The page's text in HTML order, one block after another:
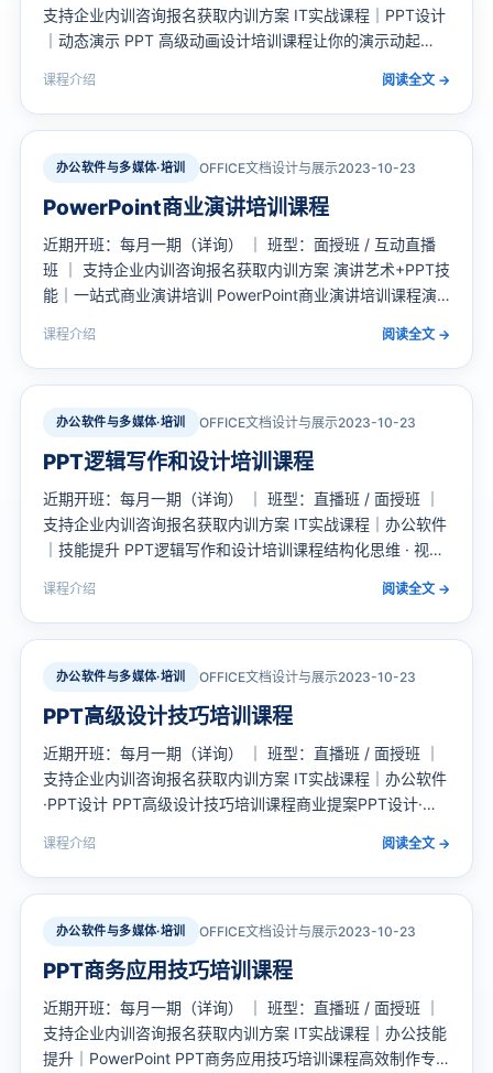
支持企业内训咨询报名获取内训方案 IT实战课程｜PPT设计
｜动态演示 PPT 高级动画设计培训课程让你的演示动起
破动画瓶颈，打造引人入胜的专业演示 课程定位：《PPT高
级动画设计》课程针对常见…
课程介绍 阅读全文 →
办公软件与多媒体·培训 OFFICE文档设计与展示2023-10-23
PowerPoint商业演讲培训课程
近期开班：每月一期（详询） ｜ 班型：面授班 / 互动直播
班 ｜ 支持企业内训咨询报名获取内训方案 演讲艺术+PPT技
能｜一站式商业演讲培训 PowerPoint商业演讲培训课程演
PPT演示文稿，自信掌控每一个商务舞台 课程定
位："PowerPoint商业…
课程介绍 阅读全文 →
办公软件与多媒体·培训 OFFICE文档设计与展示2023-10-23
PPT逻辑写作和设计培训课程
近期开班：每月一期（详询） ｜ 班型：直播班 / 面授班 ｜
支持企业内训咨询报名获取内训方案 IT实战课程｜办公软件
｜技能提升 PPT逻辑写作和设计培训课程结构化思维 · 视觉
核心技能，让每一次商务演示都更具说服力与专业度 课程定
位：「PPT逻辑写…
课程介绍 阅读全文 →
办公软件与多媒体·培训 OFFICE文档设计与展示2023-10-23
PPT高级设计技巧培训课程
近期开班：每月一期（详询） ｜ 班型：直播班 / 面授班 ｜
支持企业内训咨询报名获取内训方案 IT实战课程｜办公软件
·PPT设计 PPT高级设计技巧培训课程商业提案PPT设计·从
打造高颜值、强说服力的专业演示文稿 课程定位：本课程专
为需要制作高水平商业…
课程介绍 阅读全文 →
办公软件与多媒体·培训 OFFICE文档设计与展示2023-10-23
PPT商务应用技巧培训课程
近期开班：每月一期（详询） ｜ 班型：直播班 / 面授班 ｜
支持企业内训咨询报名获取内训方案 IT实战课程｜办公技能
提升｜PowerPoint PPT商务应用技巧培训课程高效制作专